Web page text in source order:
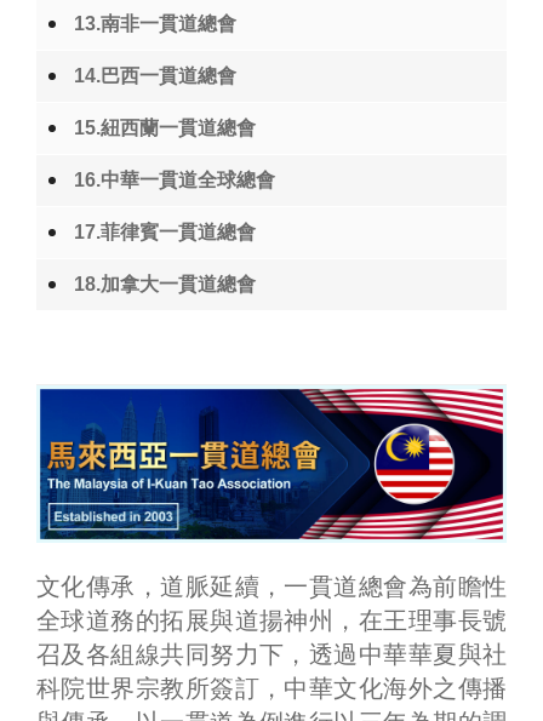
13.南非一貫道總會
14.巴西一貫道總會
15.紐西蘭一貫道總會
16.中華一貫道全球總會
17.菲律賓一貫道總會
18.加拿大一貫道總會
文化傳承，道脈延續，一貫道總會為前瞻性
全球道務的拓展與道揚神州，在王理事長號
召及各組線共同努力下，透過中華華夏與社
科院世界宗教所簽訂，中華文化海外之傳播